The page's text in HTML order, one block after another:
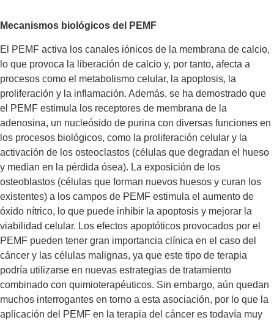
Mecanismos biológicos del PEMF
El PEMF activa los canales iónicos de la membrana de calcio,
lo que provoca la liberación de calcio y, por tanto, afecta a
procesos como el metabolismo celular, la apoptosis, la
proliferación y la inflamación. Además, se ha demostrado que
el PEMF estimula los receptores de membrana de la
adenosina, un nucleósido de purina con diversas funciones en
los procesos biológicos, como la proliferación celular y la
activación de los osteoclastos (células que degradan el hueso
y median en la pérdida ósea). La exposición de los
osteoblastos (células que forman nuevos huesos y curan los
existentes) a los campos de PEMF estimula el aumento de
óxido nítrico, lo que puede inhibir la apoptosis y mejorar la
viabilidad celular. Los efectos apoptóticos provocados por el
PEMF pueden tener gran importancia clínica en el caso del
cáncer y las células malignas, ya que este tipo de terapia
podría utilizarse en nuevas estrategias de tratamiento
combinado con quimioterapéuticos. Sin embargo, aún quedan
muchos interrogantes en torno a esta asociación, por lo que la
aplicación del PEMF en la terapia del cáncer es todavía muy